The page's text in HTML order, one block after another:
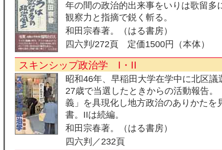
年の間の政治的出来事をいりは歌留多
観察力と指摘で鋭く斬る。
和田宗春著。（はる書房）
四六判/272頁 定価1500円（本体）
スキンシップ政治学 I・II
昭和46年、早稲田大学在学中に北区議
27歳で当選したときからの活動報告。
義」を具現化し地方政治のありかたを
書。IIは続編。
和田宗春著。（はる書房）
四六判／232頁